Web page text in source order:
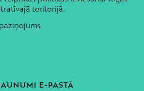
teritorijā.
E-PASTĀ